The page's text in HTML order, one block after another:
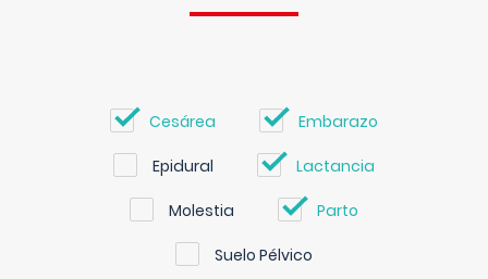
Cesárea Embarazo
Epidural Lactancia
Molestia Parto
Suelo Pélvico